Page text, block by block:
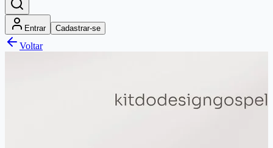
Entrar Cadastrar-se
Voltar